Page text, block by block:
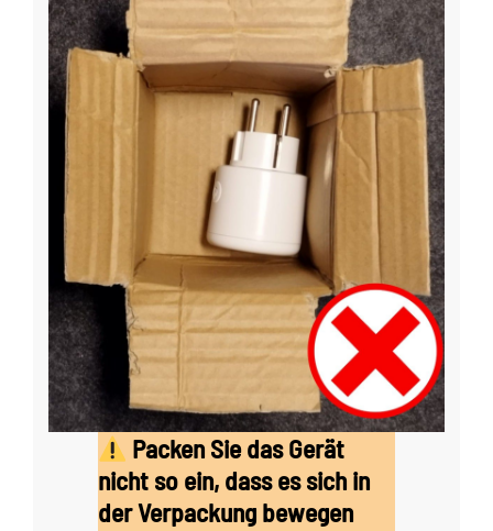
Packen Sie das Gerät
nicht so ein, dass es sich in
der Verpackung bewegen